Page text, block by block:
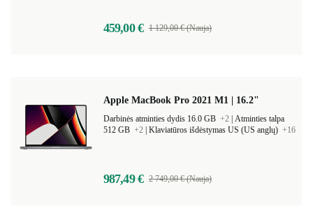
459,00 € 1 129,00 € (Nauja)
Apple MacBook Pro 2021 M1 | 16.2"
Darbinės atminties dydis 16.0 GB +2 Atminties talpa
512 GB +2 Klaviatūros išdėstymas US (US anglų) +16
987,49 € 2 749,00 € (Nauja)